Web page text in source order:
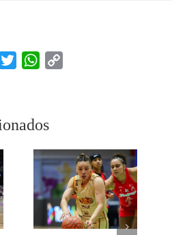
Twitter WhatsApp